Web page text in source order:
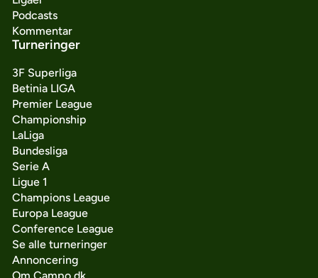
Podcasts
Kommentar
Turneringer
3F Superliga
Betinia LIGA
Premier League
Championship
LaLiga
Bundesliga
Serie A
Ligue 1
Champions League
Europa League
Conference League
Se alle turneringer
Annoncering